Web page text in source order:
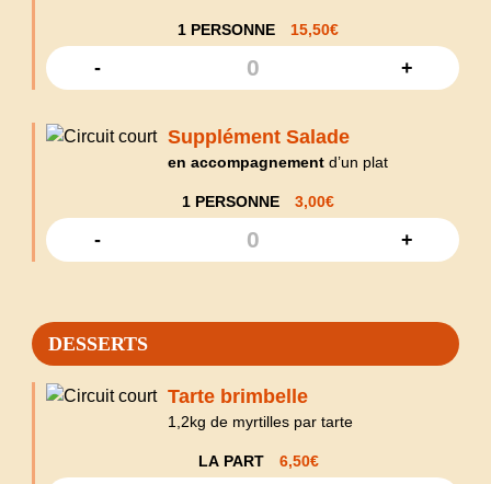
1 PERSONNE 15,50€
- +
Supplément Salade
en accompagnement d’un plat
1 PERSONNE 3,00€
- +
DESSERTS
Tarte brimbelle
1,2kg de myrtilles par tarte
LA PART 6,50€